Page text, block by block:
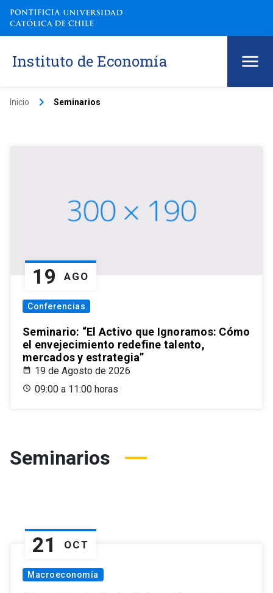
Instituto de Economía
Inicio keyboard_arrow_right Seminarios
19 AGO
Conferencias
Seminario: “El Activo que Ignoramos: Cómo
el envejecimiento redefine talento,
mercados y estrategia”
19 de Agosto de 2026
09:00 a 11:00 horas
Seminarios
21 OCT
Macroeconomía